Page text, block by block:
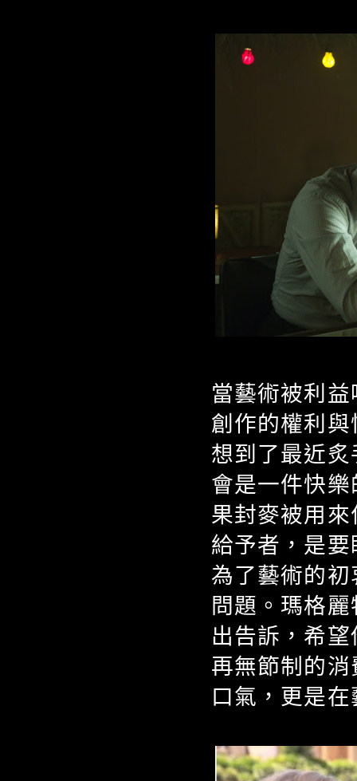
當藝術被利
創作的權利
想到了最近
會是一件快
果封麥被用
給予者，是
為了藝術的
問題。瑪格
出告訴，希
再無節制的
口氣，更是